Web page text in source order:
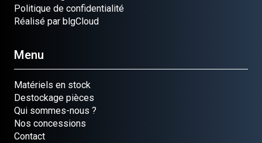
Politique de confidentialité
Réalisé par blgCloud
Menu
Matériels en stock
Destockage pièces
Qui sommes-nous ?
Nos concessions
Contact